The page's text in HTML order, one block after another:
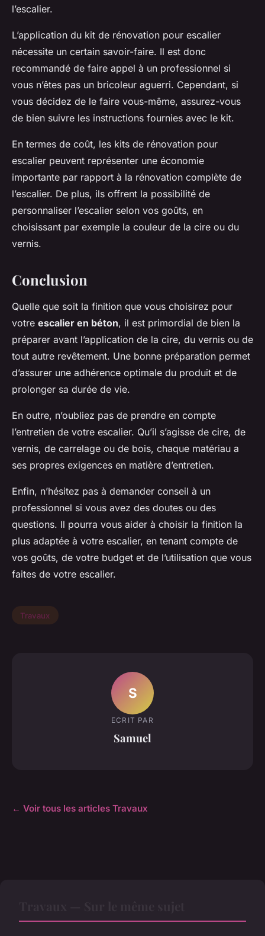
l’escalier.
L’application du kit de rénovation pour escalier
nécessite un certain savoir-faire. Il est donc
recommandé de faire appel à un professionnel si
vous n’êtes pas un bricoleur aguerri. Cependant, si
vous décidez de le faire vous-même, assurez-vous
de bien suivre les instructions fournies avec le kit.
En termes de coût, les kits de rénovation pour
escalier peuvent représenter une économie
importante par rapport à la rénovation complète de
l’escalier. De plus, ils offrent la possibilité de
personnaliser l’escalier selon vos goûts, en
choisissant par exemple la couleur de la cire ou du
vernis.
Conclusion
Quelle que soit la finition que vous choisirez pour
votre escalier en béton, il est primordial de bien la
préparer avant l’application de la cire, du vernis ou de
tout autre revêtement. Une bonne préparation permet
d’assurer une adhérence optimale du produit et de
prolonger sa durée de vie.
En outre, n’oubliez pas de prendre en compte
l’entretien de votre escalier. Qu’il s’agisse de cire, de
vernis, de carrelage ou de bois, chaque matériau a
ses propres exigences en matière d’entretien.
Enfin, n’hésitez pas à demander conseil à un
professionnel si vous avez des doutes ou des
questions. Il pourra vous aider à choisir la finition la
plus adaptée à votre escalier, en tenant compte de
vos goûts, de votre budget et de l’utilisation que vous
faites de votre escalier.
Travaux
S
ECRIT PAR
Samuel
← Voir tous les articles Travaux